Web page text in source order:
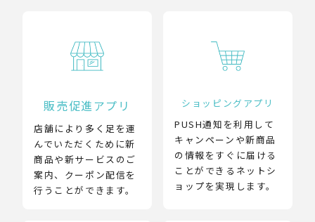
販売促進アプリ
店舗により多く足を運
んでいただくために新
商品や新サービスのご
案内、クーポン配信を
行うことができます。
ショッピングアプリ
PUSH通知を利用して
キャンペーンや新商品
の情報をすぐに届ける
ことができるネットシ
ョップを実現します。